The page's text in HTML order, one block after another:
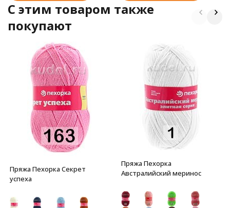
C этим товаром также
покупают
Пряжа Пехорка Секрет
успеха
Пряжа Пехорка
Австралийский меринос